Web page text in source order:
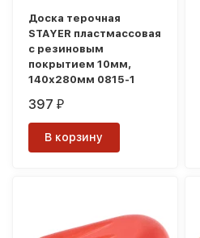
Доска терочная
STAYER пластмассовая
с резиновым
покрытием 10мм,
140х280мм 0815-1
397₽
В корзину